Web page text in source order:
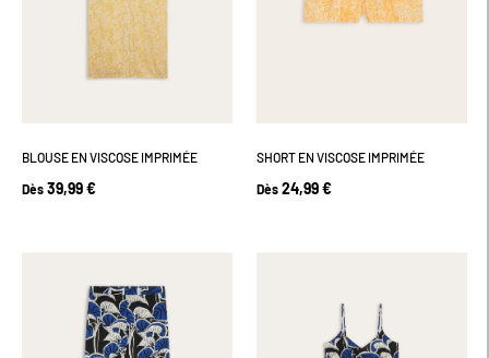
BLOUSE EN VISCOSE IMPRIMÉE
Dès 39,99 €
SHORT EN VISCOSE IMPRIMÉE
Dès 24,99 €